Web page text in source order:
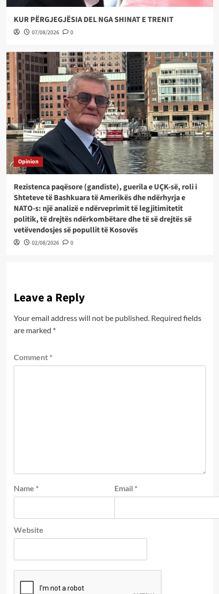
KUR PËRGJEGJËSIA DEL NGA SHINAT E TRENIT
07/08/2026 0
Opinion
Rezistenca paqësore (gandiste), guerila e UÇK-së, roli i
Shteteve të Bashkuara të Amerikës dhe ndërhyrja e
NATO-s: një analizë e ndërveprimit të legjitimitetit
politik, të drejtës ndërkombëtare dhe të së drejtës së
vetëvendosjes së popullit të Kosovës
02/08/2026 0
Leave a Reply
Your email address will not be published. Required fields
are marked *
Comment *
Name * Email *
Website